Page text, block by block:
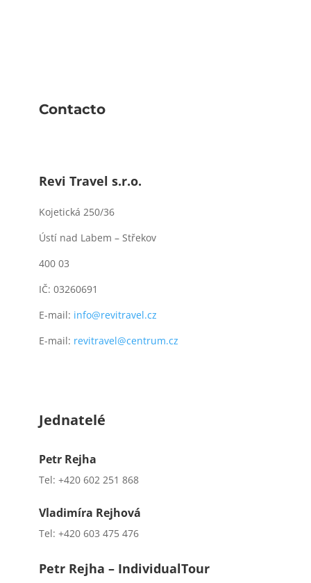
Contacto
Revi Travel s.r.o.
Kojetická 250/36
Ústí nad Labem – Střekov
400 03
IČ: 03260691
E-mail: info@revitravel.cz
E-mail: revitravel@centrum.cz
Jednatelé
Petr Rejha
Tel: +420 602 251 868
Vladimíra Rejhová
Tel: +420 603 475 476
Petr Rejha – IndividualTour